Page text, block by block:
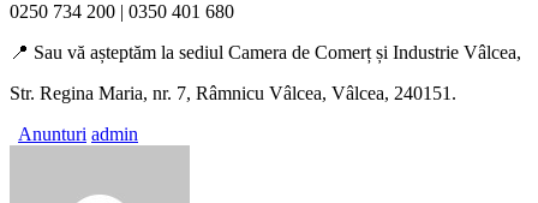
0250 734 200 | 0350 401 680
📍 Sau vă așteptăm la sediul Camera de Comerț și Industrie Vâlcea,
Str. Regina Maria, nr. 7, Râmnicu Vâlcea, Vâlcea, 240151.
Anunturi admin